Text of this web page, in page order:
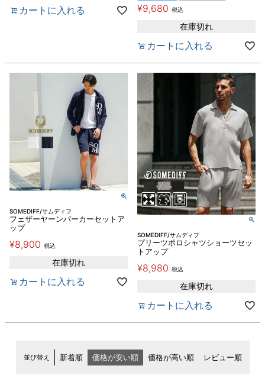
カートに入れる ¥9,680 税込
在庫切れ
カートに入れる
SOMEDIFF/サムディフ
フェザーヤーンパーカーセットア
ップ
¥8,900 税込
在庫切れ
カートに入れる
SOMEDIFF/サムディフ
プリーツポロシャツショーツセッ
トアップ
¥8,980 税込
在庫切れ
カートに入れる
並び替え 新着順 価格が安い順 価格が高い順 レビュー順